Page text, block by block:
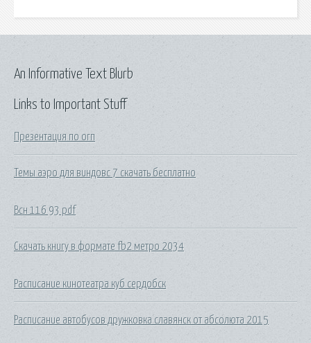
Links to Important Stuff
Презентация по огп
Темы аэро для виндовс 7 скачать бесплатно
Всн 116 93 pdf
Скачать книгу в формате fb2 метро 2034
Расписание кинотеатра куб сердобск
Расписание автобусов дружковка славянск от абсолюта 2015
An Informative Text Blurb